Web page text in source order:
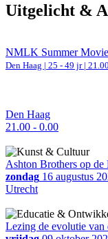
Uitgelicht &
NMLK Summer
Den Haag | 25 - 49 jr |
Den Haag
21.00 - 0.00
Ashton Brothers op de
zondag 16 augustus
Utrecht
Lezing de evolutie van